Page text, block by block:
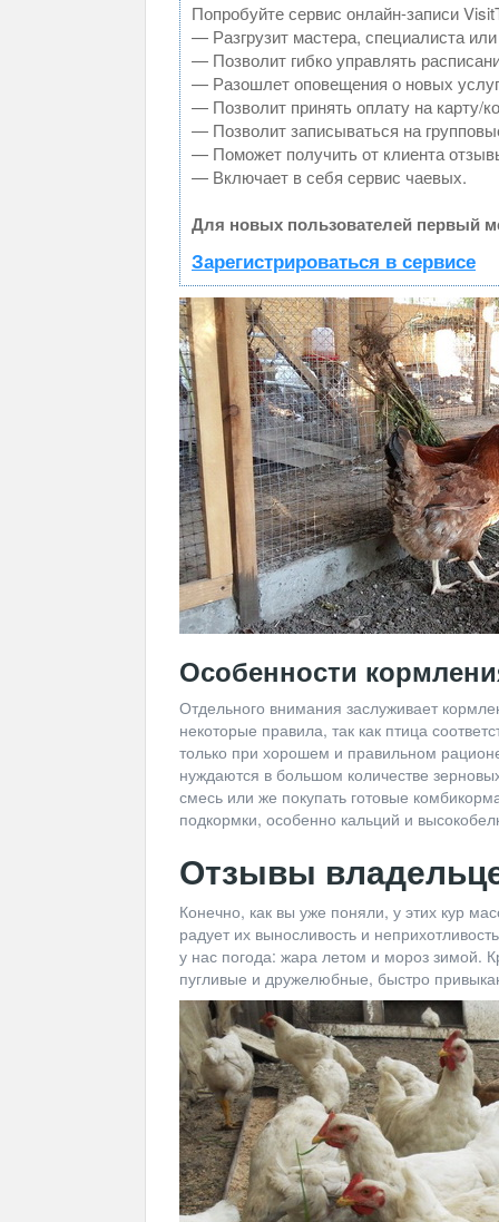
Попробуйте сервис онлайн-записи
— Разгрузит мастера, специалиста
— Позволит гибко управлять
— Разошлет оповещения о новых
— Позволит принять оплату на карту/
— Позволит записываться на
— Поможет получить от клиента
— Включает в себя сервис чаевых.
Для новых пользователей первый
Зарегистрироваться в сервисе
Особенности
Отдельного внимания заслуживает
некоторые правила, так как птица
только при хорошем и правильном
нуждаются в большом количестве
смесь или же покупать готовые
подкормки, особенно кальций и
Отзывы
Конечно, как вы уже поняли, у этих кур
радует их выносливость и
у нас погода: жара летом и мороз зимой.
пугливые и дружелюбные, быстро